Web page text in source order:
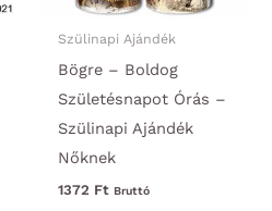
Szülinapi Ajándék
Bögre – Boldog
Születésnapot Órás –
Szülinapi Ajándék
Nőknek
1372 Ft Bruttó